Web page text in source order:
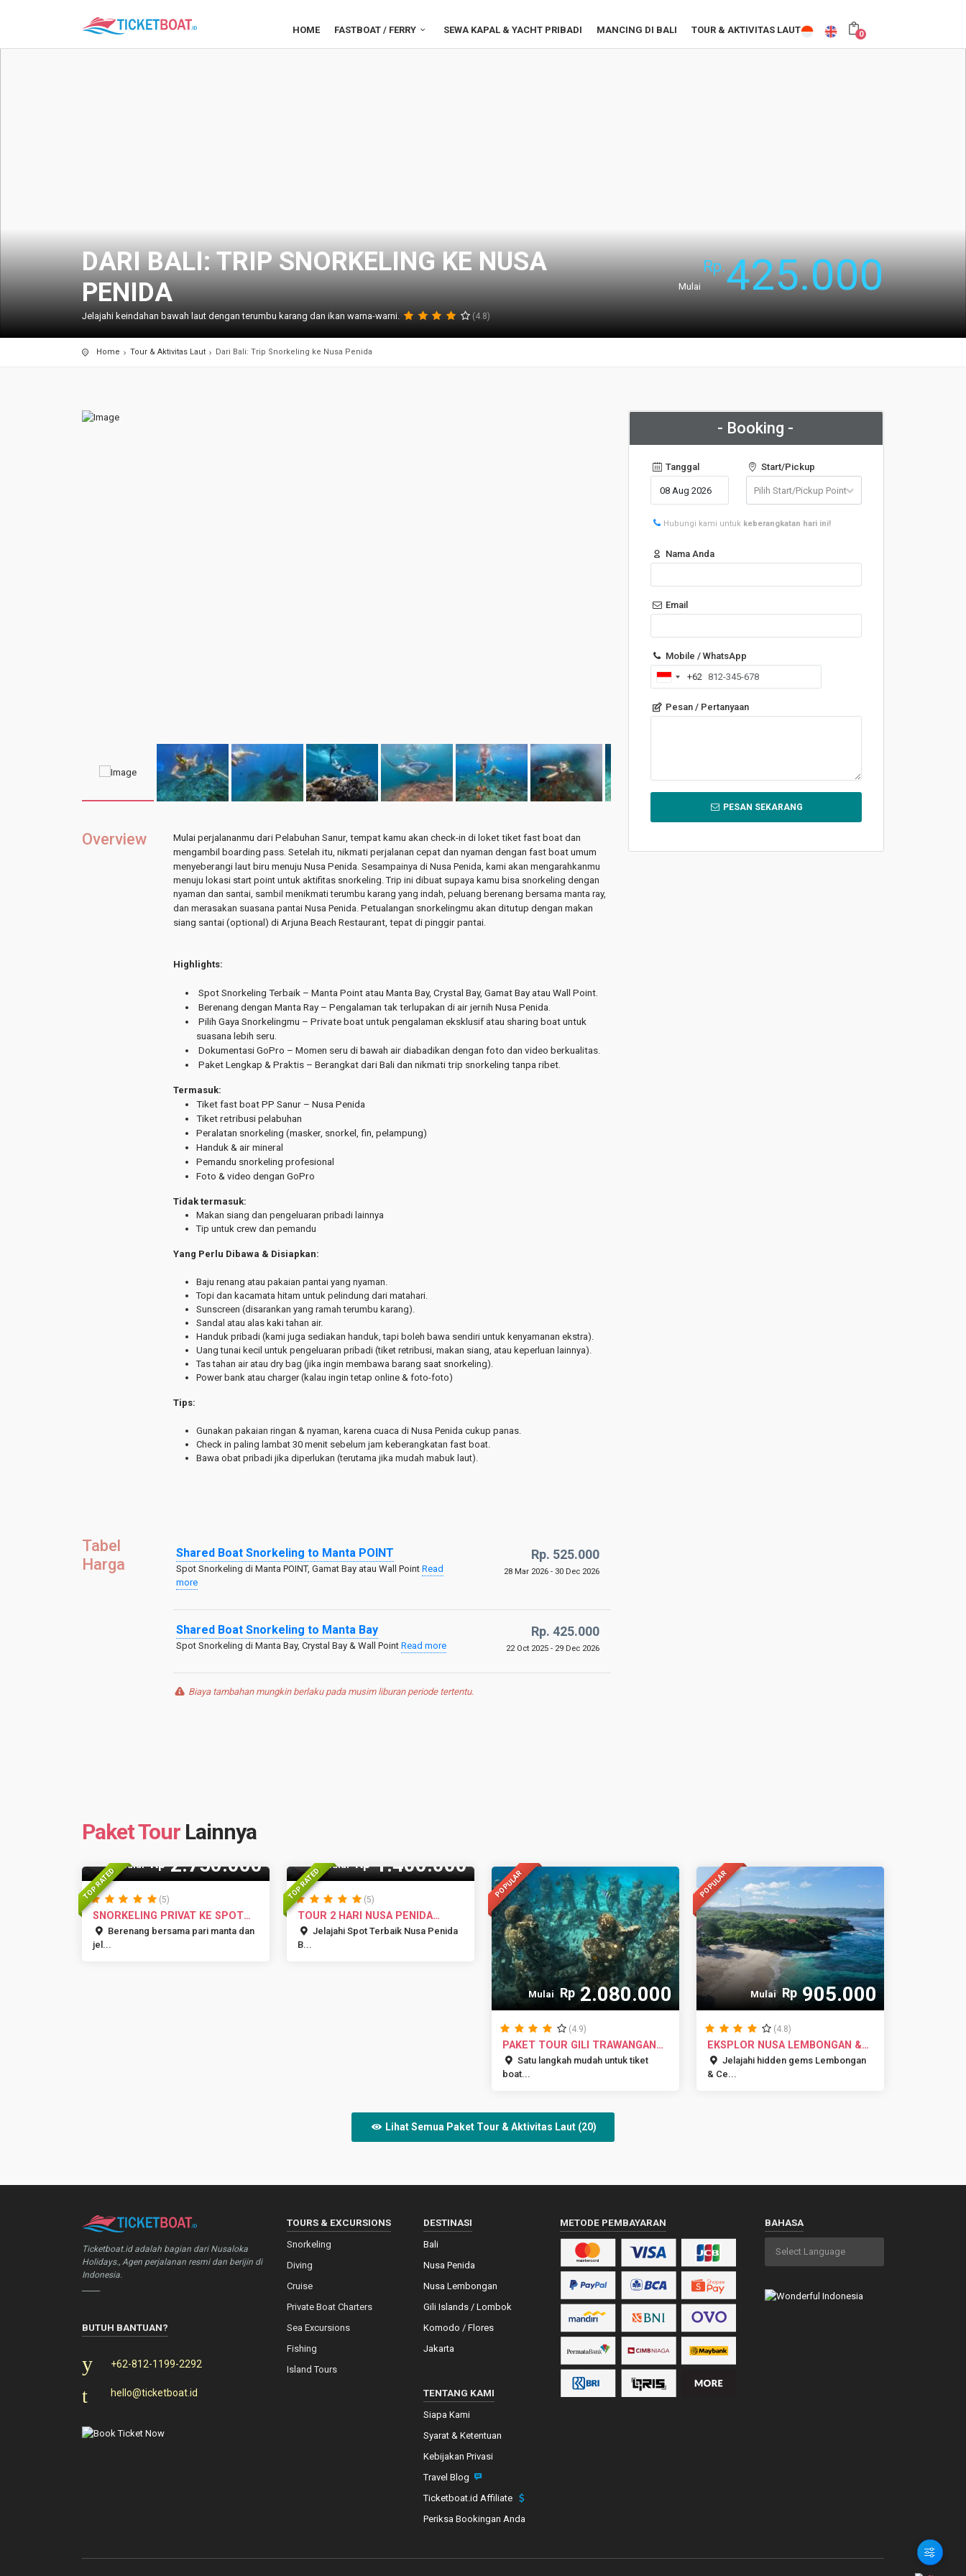
HOME FASTBOAT / FERRY SEWA KAPAL & YACHT PRIBADI MANCING DI BALI TOUR & AKTIVITAS LAUT 0
DARI BALI: TRIP SNORKELING KE NUSA
PENIDA
Jelajahi keindahan bawah laut dengan terumbu karang dan ikan warna-warni. (4.8)
Mulai
Rp.425.000
Home Tour & Aktivitas Laut Dari Bali: Trip Snorkeling ke Nusa Penida
Overview
Mulai perjalananmu dari Pelabuhan Sanur, tempat kamu akan check-in di loket tiket fast boat dan
mengambil boarding pass. Setelah itu, nikmati perjalanan cepat dan nyaman dengan fast boat umum
menyeberangi laut biru menuju Nusa Penida. Sesampainya di Nusa Penida, kami akan mengarahkanmu
menuju lokasi start point untuk aktifitas snorkeling. Trip ini dibuat supaya kamu bisa snorkeling dengan
nyaman dan santai, sambil menikmati terumbu karang yang indah, peluang berenang bersama manta ray,
dan merasakan suasana pantai Nusa Penida. Petualangan snorkelingmu akan ditutup dengan makan
siang santai (optional) di Arjuna Beach Restaurant, tepat di pinggir pantai.
Highlights:
Spot Snorkeling Terbaik – Manta Point atau Manta Bay, Crystal Bay, Gamat Bay atau Wall Point.
Berenang dengan Manta Ray – Pengalaman tak terlupakan di air jernih Nusa Penida.
Pilih Gaya Snorkelingmu – Private boat untuk pengalaman eksklusif atau sharing boat untuk
suasana lebih seru.
Dokumentasi GoPro – Momen seru di bawah air diabadikan dengan foto dan video berkualitas.
Paket Lengkap & Praktis – Berangkat dari Bali dan nikmati trip snorkeling tanpa ribet.
Termasuk:
Tiket fast boat PP Sanur – Nusa Penida
Tiket retribusi pelabuhan
Peralatan snorkeling (masker, snorkel, fin, pelampung)
Handuk & air mineral
Pemandu snorkeling profesional
Foto & video dengan GoPro
Tidak termasuk:
Makan siang dan pengeluaran pribadi lainnya
Tip untuk crew dan pemandu
Yang Perlu Dibawa & Disiapkan:
Baju renang atau pakaian pantai yang nyaman.
Topi dan kacamata hitam untuk pelindung dari matahari.
Sunscreen (disarankan yang ramah terumbu karang).
Sandal atau alas kaki tahan air.
Handuk pribadi (kami juga sediakan handuk, tapi boleh bawa sendiri untuk kenyamanan ekstra).
Uang tunai kecil untuk pengeluaran pribadi (tiket retribusi, makan siang, atau keperluan lainnya).
Tas tahan air atau dry bag (jika ingin membawa barang saat snorkeling).
Power bank atau charger (kalau ingin tetap online & foto-foto)
Tips:
Gunakan pakaian ringan & nyaman, karena cuaca di Nusa Penida cukup panas.
Check in paling lambat 30 menit sebelum jam keberangkatan fast boat.
Bawa obat pribadi jika diperlukan (terutama jika mudah mabuk laut).
Tabel
Harga
Shared Boat Snorkeling to Manta POINT
Spot Snorkeling di Manta POINT, Gamat Bay atau Wall Point Read
more
Rp. 525.000
28 Mar 2026 - 30 Dec 2026
Shared Boat Snorkeling to Manta Bay
Spot Snorkeling di Manta Bay, Crystal Bay & Wall Point Read more
Rp. 425.000
22 Oct 2025 - 29 Dec 2026
Biaya tambahan mungkin berlaku pada musim liburan periode tertentu.
- Booking -
Tanggal Start/Pickup
Hubungi kami untuk keberangkatan hari ini!
Nama Anda
Email
Mobile / WhatsApp
Indonesia
+62
+62
Pesan / Pertanyaan
PESAN SEKARANG
Paket Tour Lainnya
TOP RATED
Mulai Rp2.750.000
(5)
SNORKELING PRIVAT KE SPOT
MANTA P...
Berenang bersama pari manta dan
jel...
TOP RATED
Mulai Rp1.400.000
(5)
TOUR 2 HARI NUSA PENIDA
TERMASUK ...
Jelajahi Spot Terbaik Nusa Penida
B...
POPULAR
Mulai Rp2.080.000
(4.9)
PAKET TOUR GILI TRAWANGAN
2H1M AT...
Satu langkah mudah untuk tiket
boat...
POPULAR
Mulai Rp905.000
(4.8)
EKSPLOR NUSA LEMBONGAN &
CENINGAN
Jelajahi hidden gems Lembongan
& Ce...
Lihat Semua Paket Tour & Aktivitas Laut (20)
Ticketboat.id adalah bagian dari Nusaloka
Holidays., Agen perjalanan resmi dan berijin di
Indonesia.
BUTUH BANTUAN?
+62-812-1199-2292
hello@ticketboat.id
TOURS & EXCURSIONS
Snorkeling
Diving
Cruise
Private Boat Charters
Sea Excursions
Fishing
Island Tours
DESTINASI
Bali
Nusa Penida
Nusa Lembongan
Gili Islands / Lombok
Komodo / Flores
Jakarta
TENTANG KAMI
Siapa Kami
Syarat & Ketentuan
Kebijakan Privasi
Travel Blog
Ticketboat.id Affiliate
Periksa Bookingan Anda
METODE PEMBAYARAN BAHASA